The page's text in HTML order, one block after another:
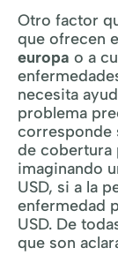
Otro factor
que ofrecen
europa o a
necesita
problema
corresponde
de cobertura
imaginando
USD, si a la
enfermedad
USD. De
que son